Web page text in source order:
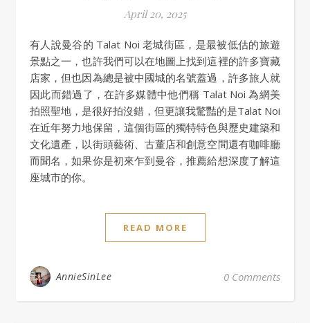
April 20, 2025
有人說曼谷的 Talat Noi 老城街區，是最被低估的旅遊
景點之一，也許我們可以在地圖上找到這裡的許多寶藏
店家，但也因為總是被中國城的名號蓋過，許多旅人就
因此而錯過了，在許多媒體中他們稱 Talat Noi 為網美
拍照聖地，是很好拍沒錯，但更讓我驚豔的是Talat Noi
在近年努力地保留，這個街區的獨特特色與歷史建築和
文化遺產，以街頭藝術、古董店和創意空間還有咖啡廳
而聞名，如果你是初來乍到曼谷，推薦給想深度了解這
座城市的你。
READ MORE
AnnieSinLee 0 Comments